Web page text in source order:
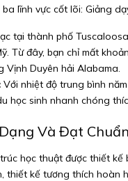
lĩnh vực cốt lõi: Giảng
tại thành phố
Từ đây, bạn chỉ mất
Vịnh Duyên hải Alabama.
Với nhiệt độ trung bình
học sinh nhanh chóng
Và Đạt
học thuật được thiết
thiết kế tương thích hoàn